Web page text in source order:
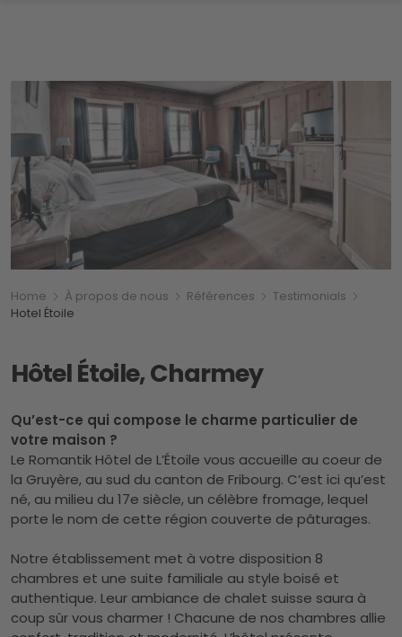
Breadcrumb
Vous êtes ici:
Home À propos de nous Références
Testimonials
Hotel Étoile
Hôtel Étoile, Charmey
Qu’est-ce qui compose le charme particulier de
votre maison ?
Le Romantik Hôtel de L’Étoile vous accueille au coeur de
la Gruyère, au sud du canton de Fribourg. C’est ici qu’est
né, au milieu du 17e siècle, un célèbre fromage, lequel
porte le nom de cette région couverte de pâturages.
Notre établissement met à votre disposition 8
chambres et une suite familiale au style boisé et
authentique. Leur ambiance de chalet suisse saura à
coup sûr vous charmer ! Chacune de nos chambres allie